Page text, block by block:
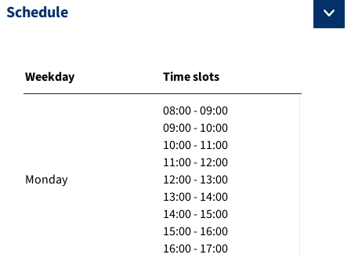
Schedule
Weekday Time slots
Monday
08:00 - 09:00
09:00 - 10:00
10:00 - 11:00
11:00 - 12:00
12:00 - 13:00
13:00 - 14:00
14:00 - 15:00
15:00 - 16:00
16:00 - 17:00